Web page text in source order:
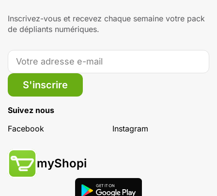
Inscrivez-vous et recevez chaque semaine votre pack
de dépliants numériques.
S'inscrire
Suivez nous
Facebook
Instagram
myShopi